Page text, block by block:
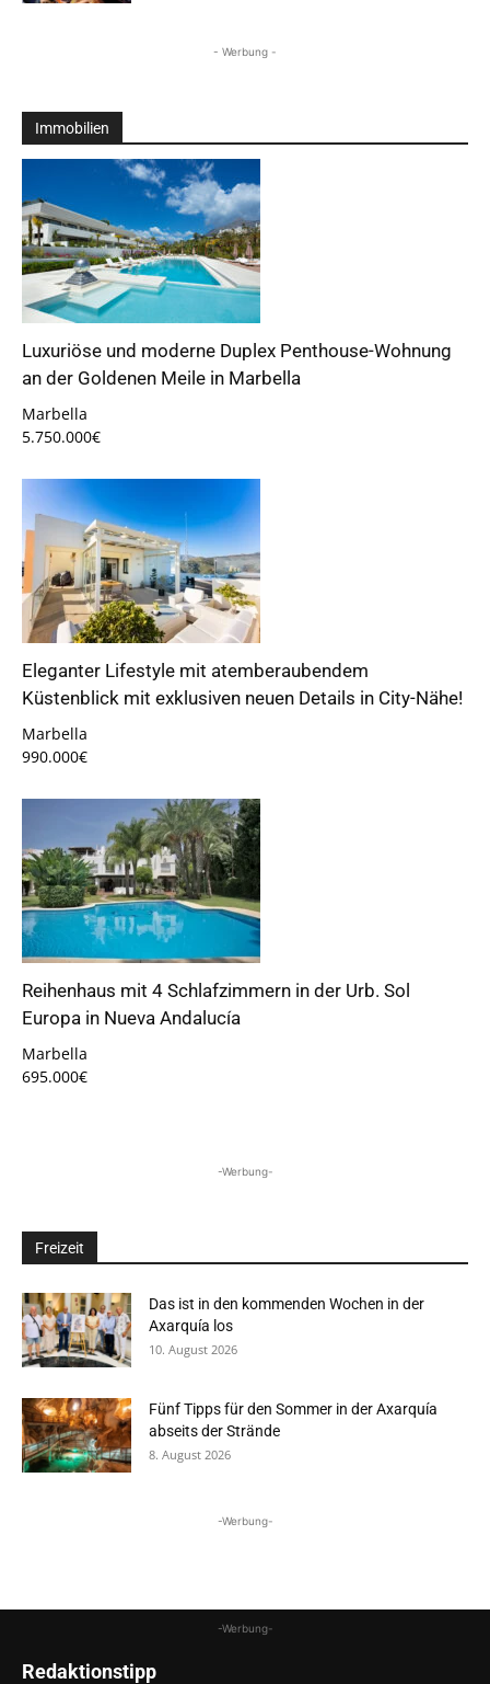
- Werbung -
Immobilien
Luxuriöse und moderne Duplex Penthouse-Wohnung
an der Goldenen Meile in Marbella
Marbella
5.750.000€
Eleganter Lifestyle mit atemberaubendem
Küstenblick mit exklusiven neuen Details in City-Nähe!
Marbella
990.000€
Reihenhaus mit 4 Schlafzimmern in der Urb. Sol
Europa in Nueva Andalucía
Marbella
695.000€
-Werbung-
Freizeit
Das ist in den kommenden Wochen in der
Axarquía los
10. August 2026
Fünf Tipps für den Sommer in der Axarquía
abseits der Strände
8. August 2026
-Werbung-
-Werbung-
Redaktionstipp